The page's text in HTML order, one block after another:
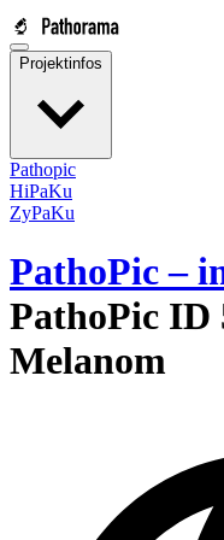
Projektinfos
Pathopic
HiPaKu
ZyPaKu
PathoPic –
PathoPic ID
Melanom